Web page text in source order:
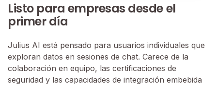
Listo para empresas desde el
primer día
Julius AI está pensado para usuarios individuales que
exploran datos en sesiones de chat. Carece de la
colaboración en equipo, las certificaciones de
seguridad y las capacidades de integración embebida